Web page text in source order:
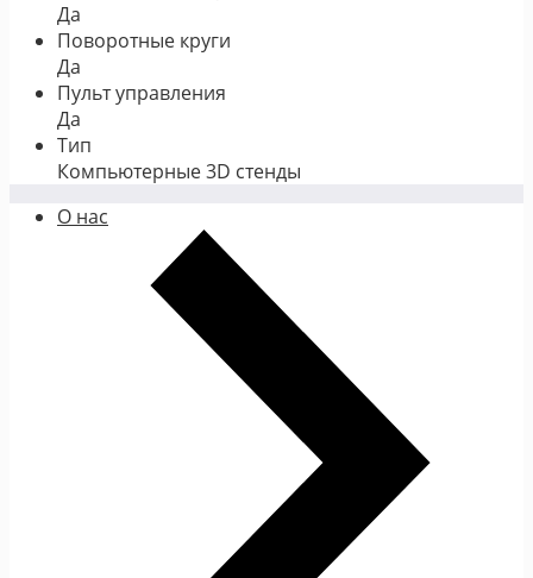
Да
Поворотные круги
Да
Пульт управления
Да
Тип
Компьютерные 3D стенды
О нас